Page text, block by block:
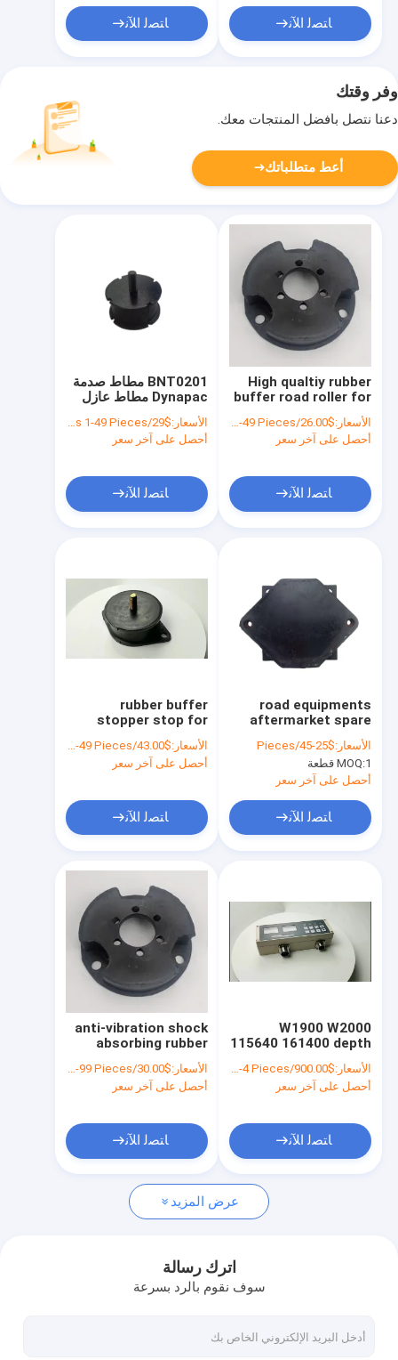
المنتجات
حولنا
أخبار
الحالات
قطع غيار رصف الأسفلت
نظام التحكم في الرصف
جهاز استشعار رصف الأسفلت
ﺎﺘﺼﻟ ﺍﻶﻧ ﺎﺘﺼﻟ ﺍﻶﻧ
وفر وقتك
دعنا نتصل بأفضل المنتجات معك.
أعط متطلباتك
BNT0201 مطاط صدمة
Dynapac مطاط عازل
صدمة توقف الطريق
الأسعار:$29/Pieces 1-49 Pieces
أحصل على آخر سعر
ﺎﺘﺼﻟ ﺍﻶﻧ
High qualtiy rubber
buffer road roller for
BOMAG BW80 BW120
الأسعار:$26.00/Pieces 1-49 Pieces
أحصل على آخر سعر
ﺎﺘﺼﻟ ﺍﻶﻧ
rubber buffer
stopper stop for
vibrator
الأسعار:$43.00/Pieces 1-49 Pieces
أحصل على آخر سعر
ﺎﺘﺼﻟ ﺍﻶﻧ
road equipments
aftermarket spare
parts rubber shock
absober pads
الأسعار:$25-45/Pieces
MOQ:1 قطعة
أحصل على آخر سعر
ﺎﺘﺼﻟ ﺍﻶﻧ
anti-vibration shock
absorbing rubber
damper anti vibration
rubber mount for
erpillar Dynapac
الأسعار:$30.00/Pieces 1-99 Pieces
أحصل على آخر سعر
ﺎﺘﺼﻟ ﺍﻶﻧ
W1900 W2000
115640 161400 depth
milling sensor
الأسعار:$900.00/Pieces 1-4 Pieces
أحصل على آخر سعر
ﺎﺘﺼﻟ ﺍﻶﻧ
عرض المزيد
اترك رسالة
سوف نقوم بالرد بسرعة